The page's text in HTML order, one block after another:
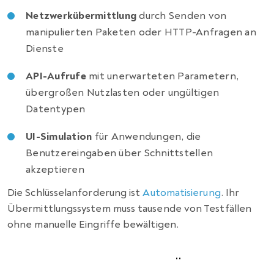
Netzwerkübermittlungdurch Senden von
manipulierten Paketen oder HTTP-Anfragen an
Dienste
API-Aufrufemit unerwarteten Parametern,
übergroßen Nutzlasten oder ungültigen
Datentypen
UI-Simulation für Anwendungen, die
Benutzereingaben über Schnittstellen
akzeptieren
Die Schlüsselanforderung istAutomatisierung. Ihr
Übermittlungssystem muss tausende von Testfällen
ohne manuelle Eingriffe bewältigen.